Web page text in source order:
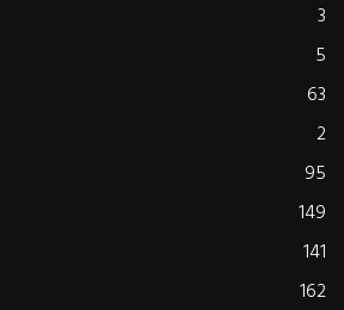
3
5
63
2
95
149
141
162